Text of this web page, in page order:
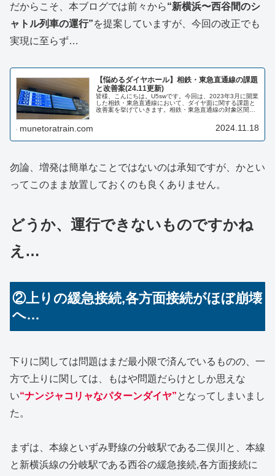
だからこそ、本ブログでは前々から“新横浜〜西谷間のシ
ャトル列車の運行”を提案していますが、今回の改正でも
実現に至らず…
【悩めるダイヤホール】相鉄・東急直通線の課題
と改善案(24.11更新)
皆様、こんにちは。U5swです。今回は、2023年3月に開業
した相鉄・東急直通線において、ダイヤ面に関する課題と
改善案を挙げていきます。相鉄・東急直通線の対象区間
munetoratrain.com 2024.11.18
勿論、増発は簡単なことではないのは承知ですが、かとい
ってこのまま放置しておくのも良くありません。
どうか、運行できないものですかね
え…
②上りの緩急接続,各方面接続がほぼ崩壊
へ…
下りに関しては問題はまだ最小限で済んでいるものの、一
方で上りに関しては、もはや問題だらけとしか思えな
い“ナンジャコリャなパターンダイヤ”となってしまいまし
た。
まずは、本線といずみ野線の分岐駅である二俣川と、本線
と新横浜線の分岐駅である西谷の緩急接続,各方面接続に